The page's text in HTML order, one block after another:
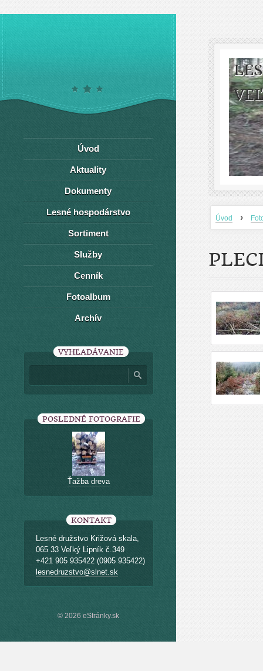
Úvod ›
Úvod
Aktuality
Dokumenty
Lesné hospodárstvo
Sortiment
Služby
Cenník
Fotoalbum
Archív
VYHĽADÁVANIE
POSLEDNÉ FOTOGRAFIE
Ťažba dreva
KONTAKT
Lesné družstvo Križová skala,
065 33 Veľký Lipník č.349
+421 905 935422 (0905 935422)
lesnedruzstvo@slnet.sk
© 2026 eStránky.sk